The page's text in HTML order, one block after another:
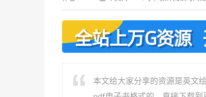
本文给大家分享的资源是英文